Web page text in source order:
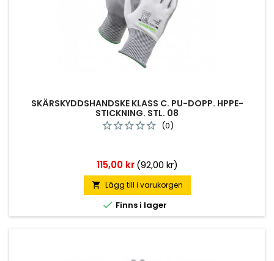
SKÄRSKYDDSHANDSKE KLASS C. PU-DOPP. HPPE-
STICKNING. STL. 08
(0)
Pris
115,00 kr (92,00 kr)
 Lägg till i varukorgen
 Finns i lager